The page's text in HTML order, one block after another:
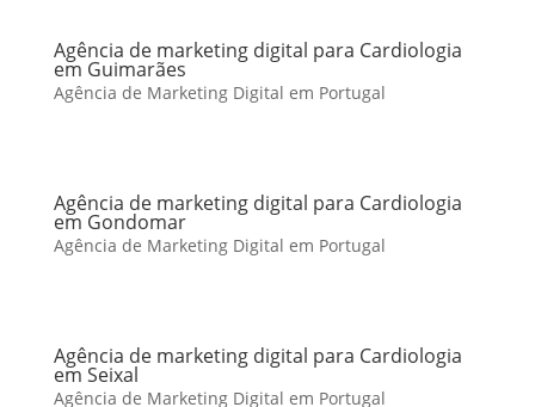
Agência de marketing digital para Cardiologia
em Guimarães
Agência de Marketing Digital em Portugal
Agência de marketing digital para Cardiologia
em Gondomar
Agência de Marketing Digital em Portugal
Agência de marketing digital para Cardiologia
em Seixal
Agência de Marketing Digital em Portugal